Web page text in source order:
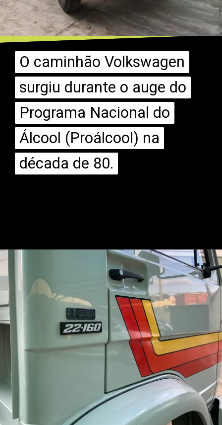
O caminhão Volkswagen
surgiu durante o auge do
Programa Nacional do
Álcool (Proálcool) na
década de 80.
O caminhão Volkswagen
surgiu durante o auge do
Programa Nacional do
Álcool (Proálcool) na
década de 80.
https://mundofixa.com.br/raro-caminhao-vw-a-alcool-0km-esta-desde-1988-guardado-em-garagem-22-fotos/